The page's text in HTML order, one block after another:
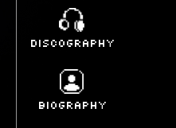
DISCOGRAPHY
BIOGRAPHY